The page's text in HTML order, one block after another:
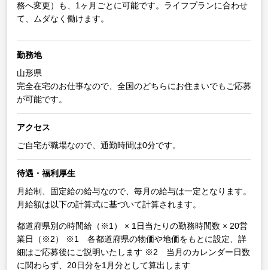
務へ変更）も、1ヶ月ごとに可能です。ライフプランに合わせ
て、ムダなく働けます。
勤務地
山形県
完全在宅のお仕事なので、全国のどちらにお住まいでもご応募
が可能です。
アクセス
ご自宅が職場なので、通勤時間は0分です。
待遇・福利厚生
月給制、固定給の給与なので、毎月の給与は一定となります。
月給額は以下の計算式に基づいて計算されます。
都道府県別の時間給（※1） × 1日当たりの勤務時間数 × 20営
業日（※2）
※1 各都道府県の物価や地価をもとに設定、詳
細はご応募後にご説明いたします ※2 当月のカレンダー日数
に関わらず、20日分を1月分として算出します